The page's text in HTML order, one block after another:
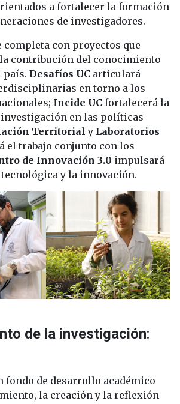
a fortalecer la formación
de investigadores.
completa con proyectos que
contribución del conocimiento
país. Desafíos UC articulará
en torno a los
Incide UC fortalecerá la
en las políticas
Territorialy Laboratorios
el trabajo conjunto con los
de Innovación 3.0 impulsará
y la innovación.
de la investigación:
fondo de desarrollo académico
la creación y la reflexión